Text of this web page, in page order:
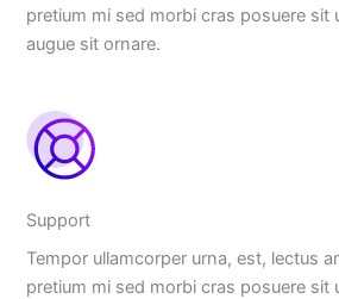
pretium mi sed morbi cras posuere sit
augue sit ornare.
Support
Tempor ullamcorper urna, est, lectus
pretium mi sed morbi cras posuere sit